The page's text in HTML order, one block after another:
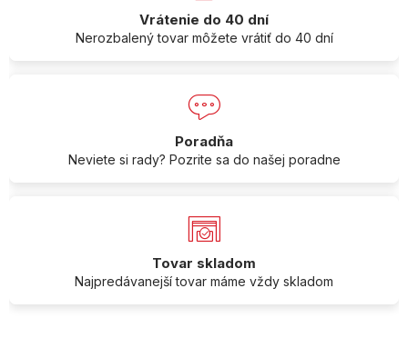
Vrátenie do 40 dní
Nerozbalený tovar môžete vrátiť do 40 dní
Poradňa
Neviete si rady? Pozrite sa do našej poradne
Tovar skladom
Najpredávanejší tovar máme vždy skladom